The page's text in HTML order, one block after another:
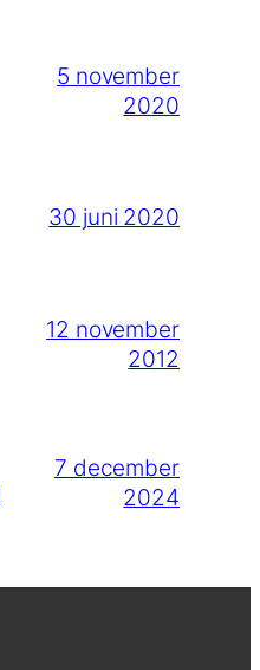
5 november
2020
30 juni 2020
12 november
2012
7 december
2024